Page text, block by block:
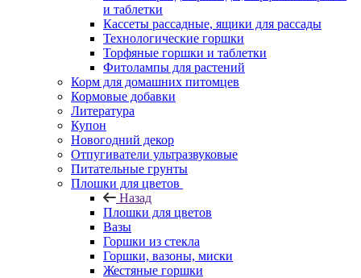
и таблетки
Кассеты рассадные, ящики для рассады
Технологические горшки
Торфяные горшки и таблетки
Фитолампы для растений
Корм для домашних питомцев
Кормовые добавки
Литература
Купон
Новогодний декор
Отпугиватели ультразвуковые
Питательные грунты
Плошки для цветов
Назад
Плошки для цветов
Вазы
Горшки из стекла
Горшки, вазоны, миски
Жестяные горшки